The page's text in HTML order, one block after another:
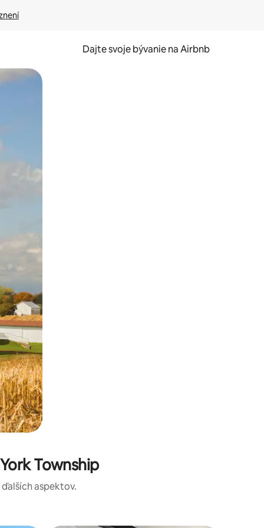
Dajte svoje bývanie na Airbnb
pomocou dotykových gest či potiahnutia prstom.
Township
aspektov.